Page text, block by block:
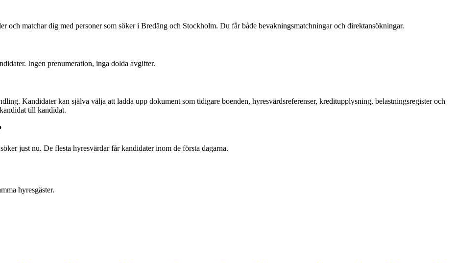
och matchar dig med personer som söker i Bredäng och Stockholm. Du får både bevakningsmatchningar och direktansökningar.
Ingen prenumeration, inga dolda avgifter.
Kandidater kan själva välja att ladda upp dokument som tidigare boenden, hyresvärdsreferenser, kreditupplysning, belastningsregister och
till kandidat.
just nu. De flesta hyresvärdar får kandidater inom de första dagarna.
hyresgäster.